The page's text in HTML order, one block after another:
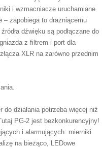
i wzmacniacze uruchamiane
– zapobiega to drażniącemu
dźwięku są podłączane do
z filtrem i port dla
XLR na zarówno przednim
do działania potrzeba więcej niż
PG-2 jest bezkonkurencyjny!
i alarmujących: mierniki
na bieżąco, LEDowe